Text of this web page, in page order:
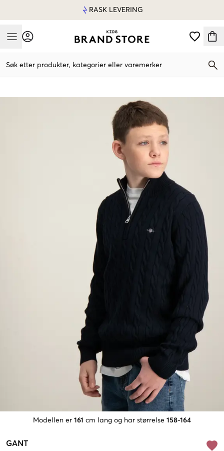
RASK LEVERING
Mobile Menu
Søk etter produkter, kategorier eller varemerker
Modellen er 161 cm lang og har størrelse 158-164
GANT